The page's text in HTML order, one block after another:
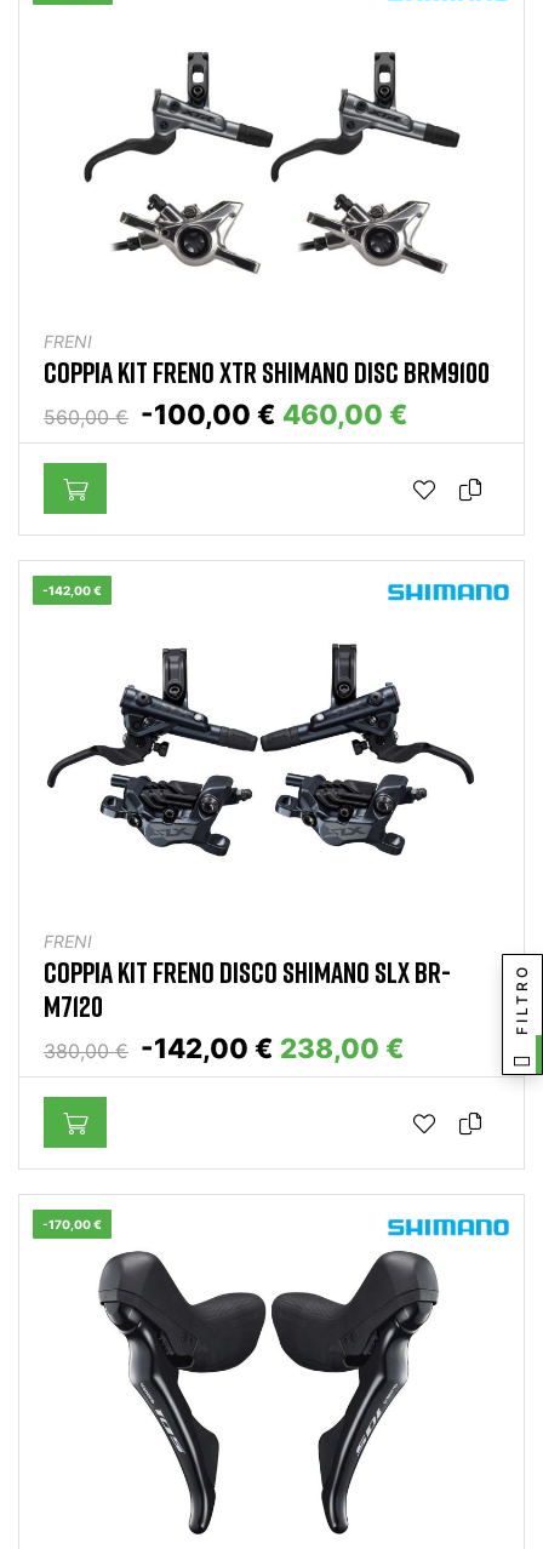
FRENI
COPPIA KIT FRENO XTR SHIMANO DISC BRM9100
560,00 € -100,00 € 460,00 €
-142,00 €
FRENI
COPPIA KIT FRENO DISCO SHIMANO SLX BR-
M7120
380,00 € -142,00 € 238,00 €
-170,00 €
FILTRO